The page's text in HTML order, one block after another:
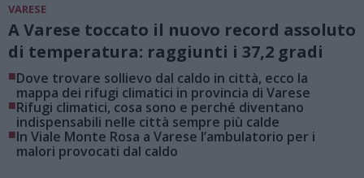
VARESE
A Varese toccato il nuovo record assoluto
di temperatura: raggiunti i 37,2 gradi
■Dove trovare sollievo dal caldo in città, ecco la
mappa dei rifugi climatici in provincia di Varese
■Rifugi climatici, cosa sono e perché diventano
indispensabili nelle città sempre più calde
■In Viale Monte Rosa a Varese l’ambulatorio per i
malori provocati dal caldo